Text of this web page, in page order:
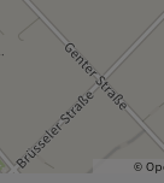
14